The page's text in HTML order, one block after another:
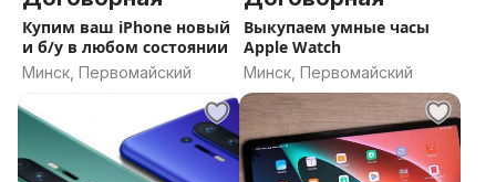
Купим ваш iPhone новый
и б/у в любом состоянии
Минск, Первомайский
Выкупаем умные часы
Apple Watch
Минск, Первомайский